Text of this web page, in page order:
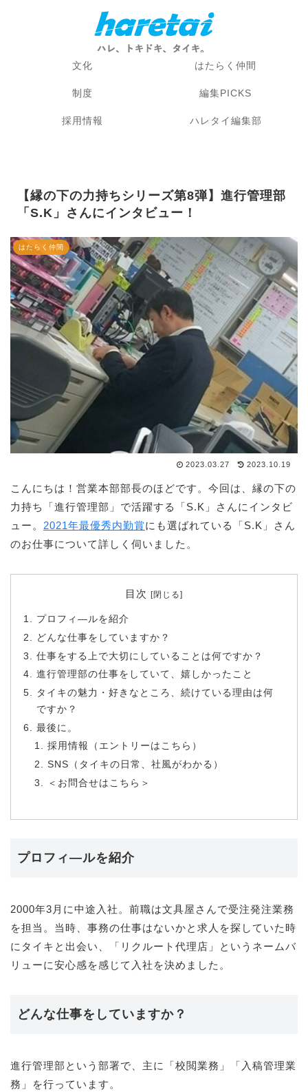
文化 はたらく仲間
制度 編集PICKS
採用情報 ハレタイ編集部
【縁の下の力持ちシリーズ第8弾】進行管理部
「S.K」さんにインタビュー！
はたらく仲間
2023.03.27 2023.10.19
こんにちは！営業本部部長のほどです。今回は、縁の下の
力持ち「進行管理部」で活躍する「S.K」さんにインタビ
ュー。 2021年最優秀内勤賞にも選ばれている「S.K」さん
のお仕事について詳しく伺いました。
目次
プロフィ―ルを紹介
どんな仕事をしていますか？
仕事をする上で大切にしていることは何ですか？
進行管理部の仕事をしていて、嬉しかったこと
タイキの魅力・好きなところ、続けている理由は何
ですか？
最後に。
採用情報（エントリーはこちら）
SNS（タイキの日常、社風がわかる）
＜お問合せはこちら＞
プロフィ―ルを紹介
2000年3月に中途入社。前職は文具屋さんで受注発注業務
を担当。当時、事務の仕事はないかと求人を探していた時
にタイキと出会い、「リクルート代理店」というネームバ
リューに安心感を感じて入社を決めました。
どんな仕事をしていますか？
進行管理部という部署で、主に「校閲業務」「入稿管理業
務」を行っています。